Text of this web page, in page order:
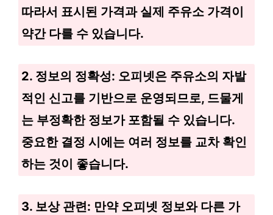
따라서 표시된 가격과 실제 주유소 가격이
약간 다를 수 있습니다.
2. 정보의 정확성: 오피넷은 주유소의 자발
적인 신고를 기반으로 운영되므로, 드물게
는 부정확한 정보가 포함될 수 있습니다.
중요한 결정 시에는 여러 정보를 교차 확인
하는 것이 좋습니다.
3. 보상 관련: 만약 오피넷 정보와 다른 가